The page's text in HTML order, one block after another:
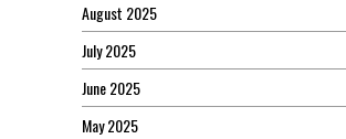
August 2025
July 2025
June 2025
May 2025